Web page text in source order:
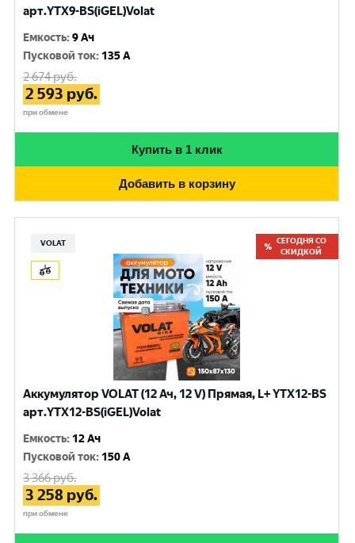
арт.YTX9-BS(iGEL)Volat
Емкость:9 Ач
Пусковой ток: 135 A
2 674руб.
2 593 руб.
при обмене
Купить в 1 клик
Добавить в корзину
VOLAT
СЕГОДНЯ СО
СКИДКОЙ
Аккумулятор VOLAT (12 Ач, 12 V) Прямая, L+ YTX12-BS
арт.YTX12-BS(iGEL)Volat
Емкость: 12 Ач
Пусковой ток: 150 A
3 366руб.
3 258 руб.
при обмене